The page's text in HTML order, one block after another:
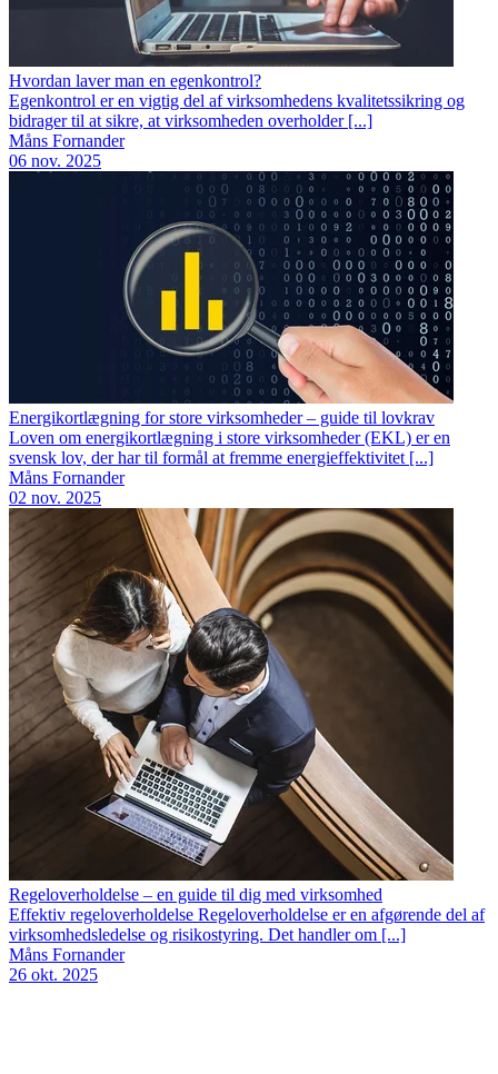
Hvordan laver man en egenkontrol?
Egenkontrol er en vigtig del af virksomhedens kvalitetssikring og
bidrager til at sikre, at virksomheden overholder [...]
Måns Fornander
06 nov. 2025
Energikortlægning for store virksomheder – guide til lovkrav
Loven om energikortlægning i store virksomheder (EKL) er en
svensk lov, der har til formål at fremme energieffektivitet [...]
Måns Fornander
02 nov. 2025
Regeloverholdelse – en guide til dig med virksomhed
Effektiv regeloverholdelse Regeloverholdelse er en afgørende del af
virksomhedsledelse og risikostyring. Det handler om [...]
Måns Fornander
26 okt. 2025